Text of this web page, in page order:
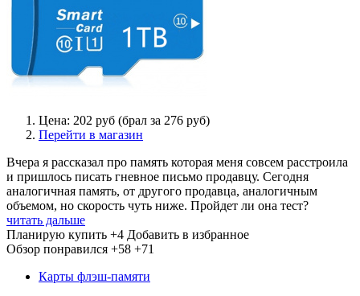
Цена: 202 руб (брал за 276 руб)
Перейти в магазин
Вчера я рассказал про память которая меня совсем расстроила
и пришлось писать гневное письмо продавцу. Сегодня
аналогичная память, от другого продавца, аналогичным
объемом, но скорость чуть ниже. Пройдет ли она тест?
читать дальше
Планирую купить +4 Добавить в избранное
Обзор понравился +58 +71
Карты флэш-памяти